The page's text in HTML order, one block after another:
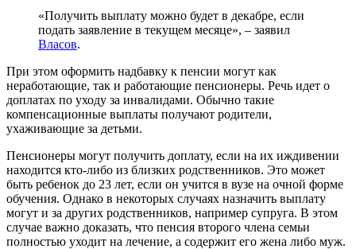
«Получить выплату можно будет в декабре, если
подать заявление в текущем месяце», – заявил
Власов.
При этом оформить надбавку к пенсии могут как
неработающие, так и работающие пенсионеры. Речь идет о
доплатах по уходу за инвалидами. Обычно такие
компенсационные выплаты получают родители,
ухаживающие за детьми.
Пенсионеры могут получить доплату, если на их иждивении
находится кто-либо из близких родственников. Это может
быть ребенок до 23 лет, если он учится в вузе на очной форме
обучения. Однако в некоторых случаях назначить выплату
могут и за других родственников, например супруга. В этом
случае важно доказать, что пенсия второго члена семьи
полностью уходит на лечение, а содержит его жена либо муж.